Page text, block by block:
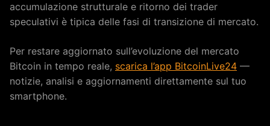
accumulazione strutturale e ritorno dei trader
speculativi è tipica delle fasi di transizione di mercato.
Per restare aggiornato sull’evoluzione del mercato
Bitcoin in tempo reale, scarica l’app BitcoinLive24 —
notizie, analisi e aggiornamenti direttamente sul tuo
smartphone.